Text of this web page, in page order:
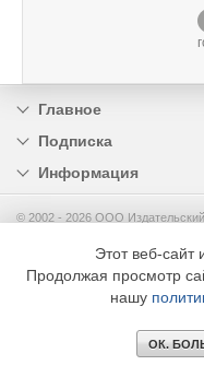
Главное
Подписка
Информация
© 2002 - 2026 OOO
Этот веб-сайт
Продолжая просмотр
нашу
ОК.